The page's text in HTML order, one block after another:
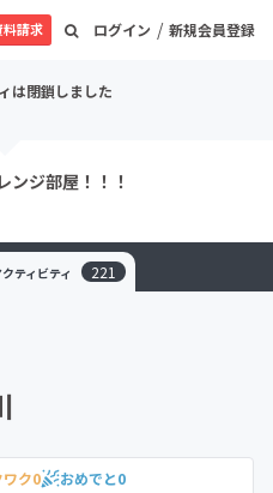
ログイン / 新規会員登録
料請求
は閉鎖しました
ンジ部屋！！！
クティビティ 221
ク0 おめでと0